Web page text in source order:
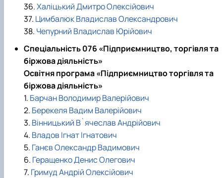
36.Халіцький Дмитро Олексійович
37. Цимбалюк Владислав Олександрович
38. Чепурний Владислав Юрійович
Спеціальність 076 «Підприємництво, торгівля та
біржова діяльність»
Освітня програма «Підприємництво торгівля та
біржова діяльність»
1. Барчан Володимир Валерійович
2. Берекеля Вадим Валерійович
3. Вінницький В`ячеслав Андрійович
4. Владов Ігнат Ігнатович
5. Ганєв Олександр Вадимович
6. Геращенко Денис Олегович
7. Гримуд Андрій Олексійович